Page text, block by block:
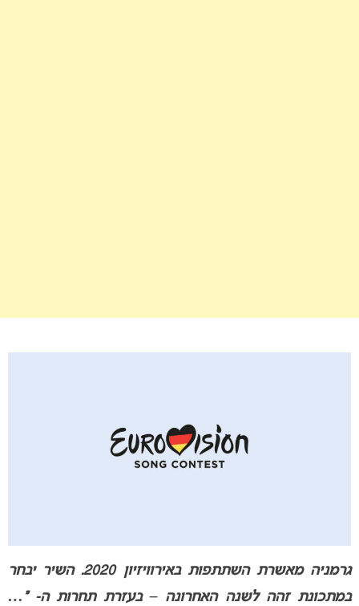
גרמניה מאשרת השתתפות באירוויזיון 2020. השיר יבחר
במתכונת זהה לשנה האחרונה – בעזרת תחרות ה- “…